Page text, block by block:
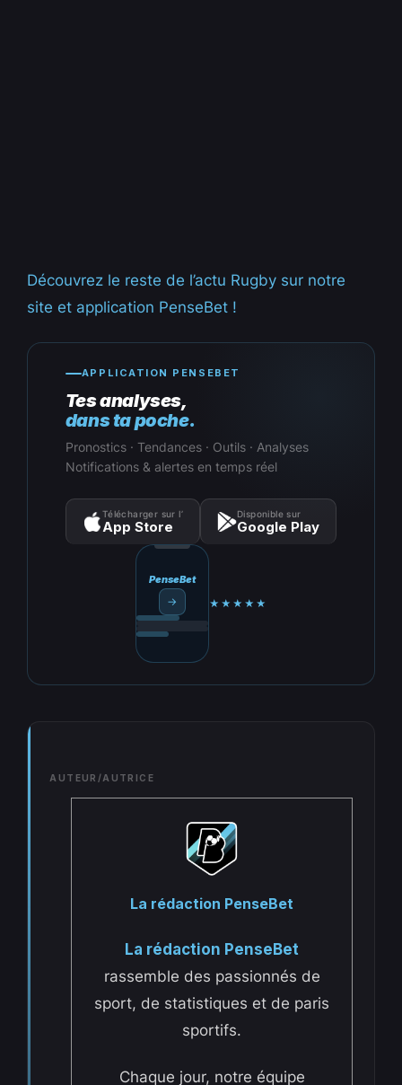
Découvrez le reste de l’actu Rugby sur notre
site et application PenseBet !
APPLICATION PENSEBET
Tes analyses,
dans ta poche.
Pronostics · Tendances · Outils · Analyses
Notifications & alertes en temps réel
Télécharger sur l’
App Store
Disponible sur
Google Play
PenseBet
→ ★★★★★
AUTEUR/AUTRICE
La rédaction PenseBet
La rédaction PenseBet
rassemble des passionnés de
sport, de statistiques et de paris
sportifs.
Chaque jour, notre équipe